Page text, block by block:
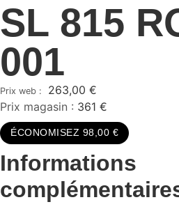
SL 815
001
263,00 €
Prix magasin : 361 €
ÉCONOMISEZ 98,00 €
Informations